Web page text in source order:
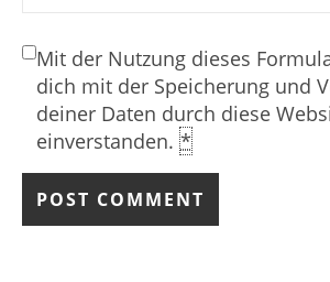
Mit der Nutzung dieses
dich mit der Speicherung und
deiner Daten durch diese
einverstanden. *